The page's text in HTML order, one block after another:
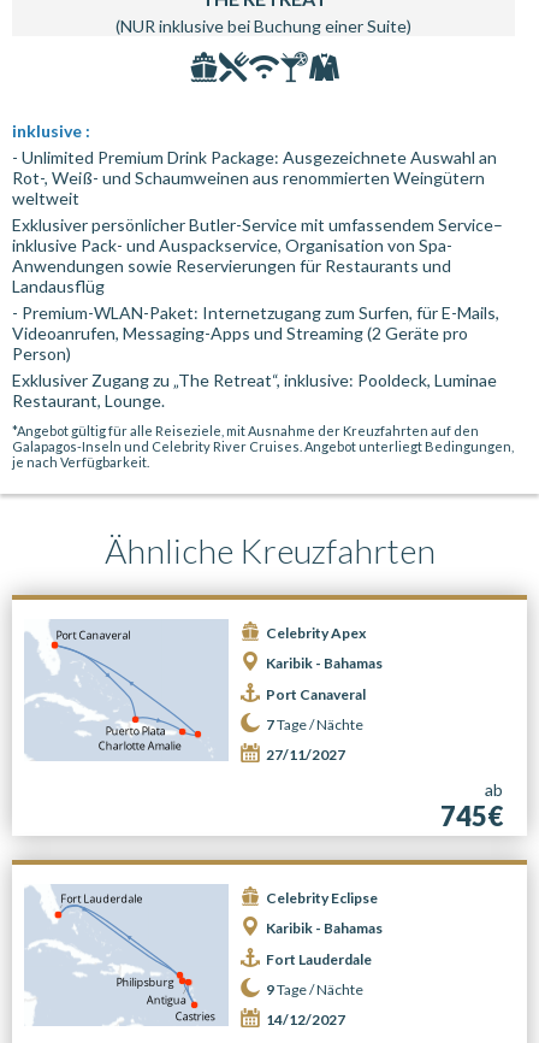
(NUR inklusive bei Buchung einer Suite)
inklusive :
- Unlimited Premium Drink Package: Ausgezeichnete Auswahl an
Rot-, Weiß- und Schaumweinen aus renommierten Weingütern
weltweit
Exklusiver persönlicher Butler-Service mit umfassendem Service–
inklusive Pack- und Auspackservice, Organisation von Spa-
Anwendungen sowie Reservierungen für Restaurants und
Landausflüg
- Premium-WLAN-Paket: Internetzugang zum Surfen, für E-Mails,
Videoanrufen, Messaging-Apps und Streaming (2 Geräte pro
Person)
Exklusiver Zugang zu „The Retreat“, inklusive: Pooldeck, Luminae
Restaurant, Lounge.
*Angebot gültig für alle Reiseziele, mit Ausnahme der Kreuzfahrten auf den
Galapagos-Inseln und Celebrity River Cruises. Angebot unterliegt Bedingungen,
je nach Verfügbarkeit.
Ähnliche Kreuzfahrten
Celebrity Apex
Karibik - Bahamas
Port Canaveral
7Tage /Nächte
27/11/2027
ab
745€
Celebrity Eclipse
Karibik - Bahamas
Fort Lauderdale
9Tage /Nächte
14/12/2027